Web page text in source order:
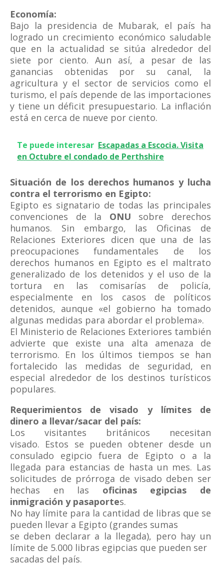
Economía:
Bajo la presidencia de Mubarak, el país ha
logrado un crecimiento económico saludable
que en la actualidad se sitúa alrededor del
siete por ciento. Aun así, a pesar de las
ganancias obtenidas por su canal, la
agricultura y el sector de servicios como el
turismo, el país depende de las importaciones
y tiene un déficit presupuestario. La inflación
está en cerca de nueve por ciento.
Te puede interesar Escapadas a Escocia. Visita
en Octubre el condado de Perthshire
Situación de los derechos humanos y lucha
contra el terrorismo en Egipto:
Egipto es signatario de todas las principales
convenciones de la ONU sobre derechos
humanos. Sin embargo, las Oficinas de
Relaciones Exteriores dicen que una de las
preocupaciones fundamentales de los
derechos humanos en Egipto es el maltrato
generalizado de los detenidos y el uso de la
tortura en las comisarías de policía,
especialmente en los casos de políticos
detenidos, aunque «el gobierno ha tomado
algunas medidas para abordar el problema».
El Ministerio de Relaciones Exteriores también
advierte que existe una alta amenaza de
terrorismo. En los últimos tiempos se han
fortalecido las medidas de seguridad, en
especial alrededor de los destinos turísticos
populares.
Requerimientos de visado y límites de
dinero a llevar/sacar del país:
Los visitantes británicos necesitan
visado. Estos se pueden obtener desde un
consulado egipcio fuera de Egipto o a la
llegada para estancias de hasta un mes. Las
solicitudes de prórroga de visado deben ser
hechas en las oficinas egipcias de
inmigración y pasaportes.
No hay límite para la cantidad de libras que se
pueden llevar a Egipto (grandes sumas
se deben declarar a la llegada), pero hay un
límite de 5.000 libras egipcias que pueden ser
sacadas del país.